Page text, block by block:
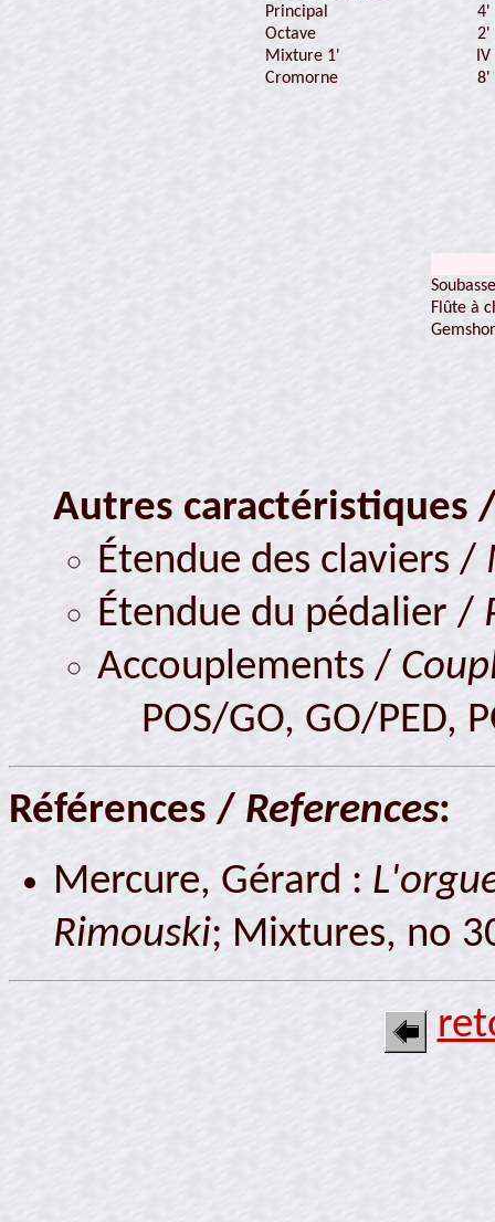
Principal
4'
Octave
2'
Mixture 1'
IV
Cromorne
8'
Soubasse
Flûte à
Autres caractéristiques
Étendue des claviers /
Étendue du pédalier /
Accouplements /
POS/GO, GO/PED,
Références / References:
Mercure, Gérard :
Rimouski; Mixtures, no